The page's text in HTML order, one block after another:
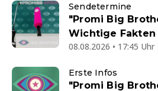
Sendetermine
"Promi Big
Wichtige Fakten
08.08.2026 • 17:45 Uhr
Erste Infos
"Promi Big